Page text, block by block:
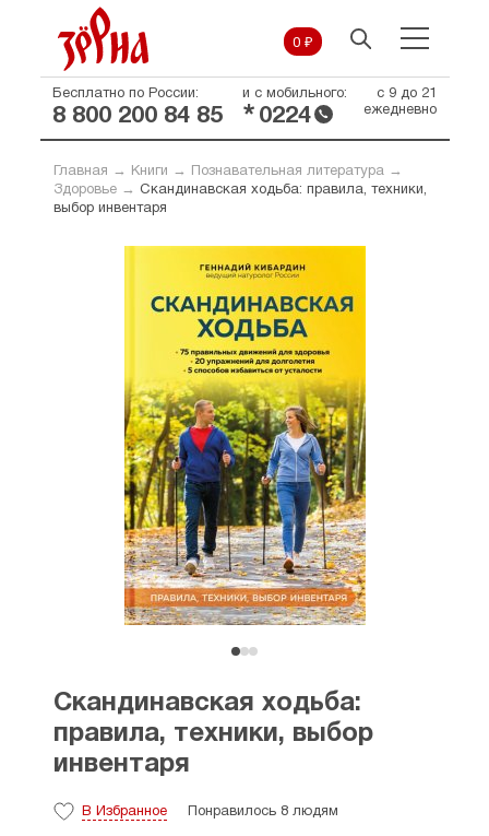
0 ₽
Бесплатно по России:
8 800 200 84 85
и с мобильного:
* 0224
с 9 до 21
ежедневно
Главная → Книги → Познавательная литература→
Здоровье→ Скандинавская ходьба: правила, техники,
выбор инвентаря
Скандинавская ходьба:
правила, техники, выбор
инвентаря
В Избранное Понравилось 8 людям